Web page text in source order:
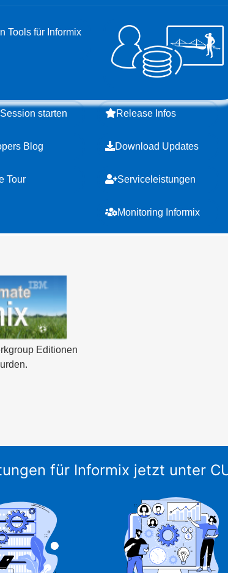
Tools für Informix
starten
Blog
Tour
Release Infos
Download Updates
Serviceleistungen
Monitoring Informix
Editionen
für Informix jetzt unter